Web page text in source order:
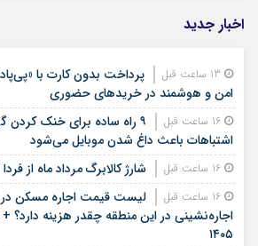
اخبار جدید
پرداخت بدون کارت با
امن و هوشمند در خریدهای حضوری
۹ راه ساده برای خنک
اشتباهات باعث داغ شدن موبایل می‌شود
شارژ کالابرگ مرداد ماه از
لیست قیمت اجاره مسکن
اجاره‌نشینی در این منطقه چقدر هزینه دارد؟
۱۴۰۵